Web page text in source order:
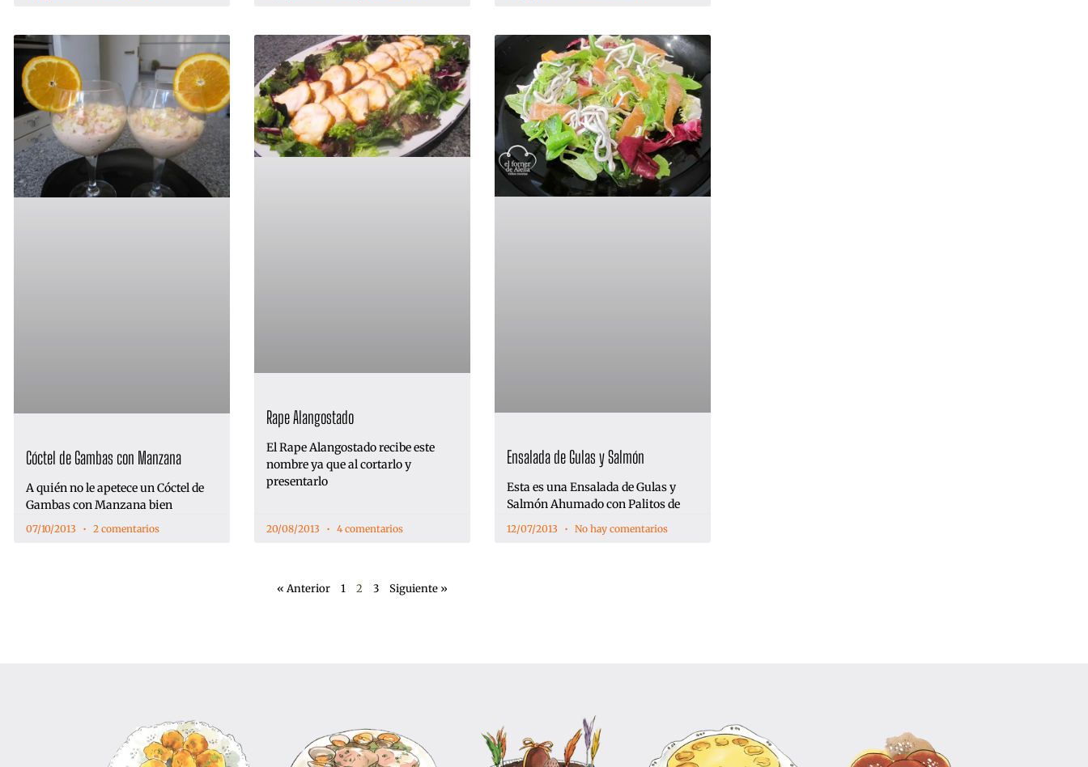
Cóctel de Gambas con Manzana
A quién no le apetece un Cóctel de
Gambas con Manzana bien
07/10/2013 2 comentarios
Rape Alangostado
El Rape Alangostado recibe este
nombre ya que al cortarlo y
presentarlo
20/08/2013 4 comentarios
Ensalada de Gulas y Salmón
Esta es una Ensalada de Gulas y
Salmón Ahumado con Palitos de
12/07/2013 No hay comentarios
« Anterior 1 2 3 Siguiente »